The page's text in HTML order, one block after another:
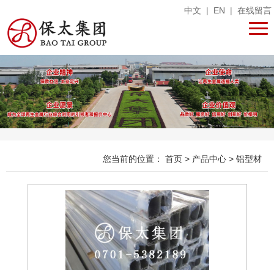
中文 | EN | 在线留言
您当前的位置： 首页 > 产品中心 > 铝型材